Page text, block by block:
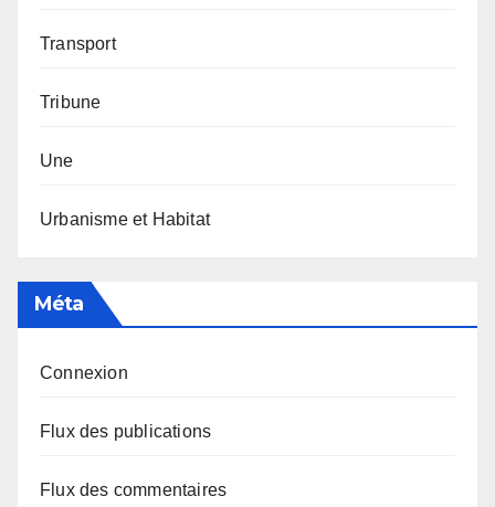
Transport
Tribune
Une
Urbanisme et Habitat
Méta
Connexion
Flux des publications
Flux des commentaires